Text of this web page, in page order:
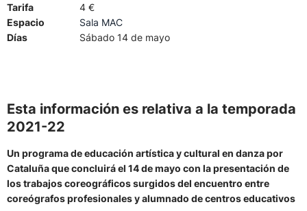
Tarifa
4 €
Espacio
Sala MAC
Días
Sábado 14 de mayo
Esta información es relativa a la temporada
2021-22
Un programa de educación artística y cultural en danza por
Cataluña que concluirá el 14 de mayo con la presentación de
los trabajos coreográficos surgidos del encuentro entre
coreógrafos profesionales y alumnado de centros educativos